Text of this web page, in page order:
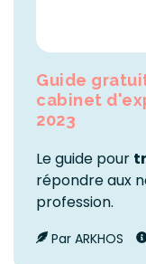
Guide
cabinet
2023
Le guide pour
répondre aux
profession.
Par ARKHOS